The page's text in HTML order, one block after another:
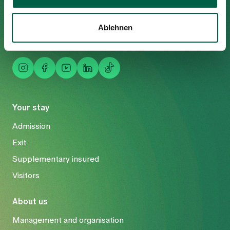
Ablehnen
Your stay
Admission
Exit
Supplementary insured
Visitors
About us
Management and organisation
+41 44 397 21 11